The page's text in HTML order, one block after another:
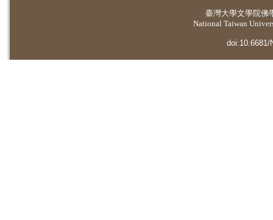
臺灣大學文學院佛
National Taiwan
doi:10.6681/